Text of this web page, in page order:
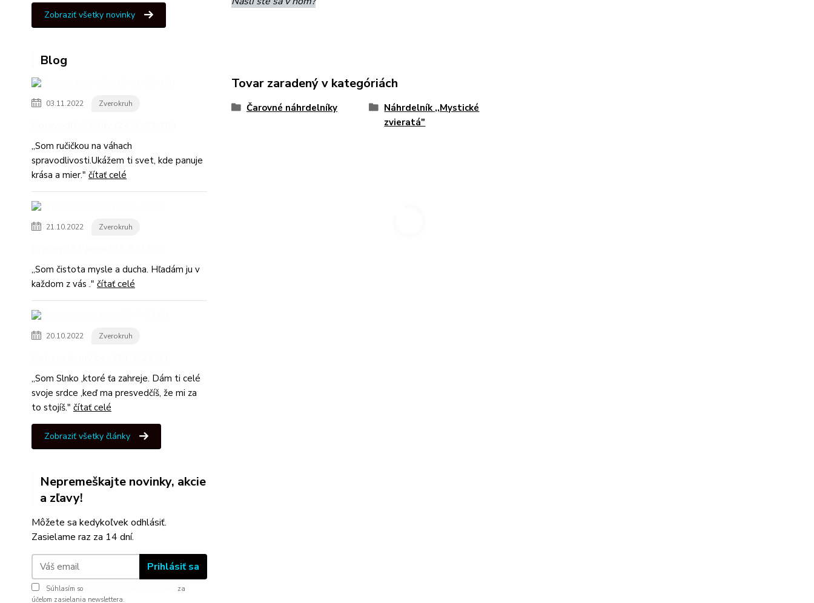
Zobraziť všetky novinky
Blog
03.11.2022 Zverokruh
,,Som ručičkou na váhach
spravodlivosti.Ukážem ti svet, kde panuje
krása a mier." čítať celé
21.10.2022 Zverokruh
,,Som čistota mysle a ducha. Hľadám ju v
každom z vás ." čítať celé
20.10.2022 Zverokruh
,,Som Slnko ,ktoré ťa zahreje. Dám ti celé
svoje srdce ,keď ma presvedčíš, že mi za
to stojíš." čítať celé
Zobraziť všetky články
Nepremeškajte novinky, akcie
a zľavy!
Môžete sa kedykoľvek odhlásiť.
Zasielame raz za 14 dní.
Prihlásiť sa
Súhlasím so
za
účelom zasielania newslettera.
Tovar zaradený v kategóriách
Čarovné náhrdelníky
Náhrdelník ,,Mystické
zvieratá"